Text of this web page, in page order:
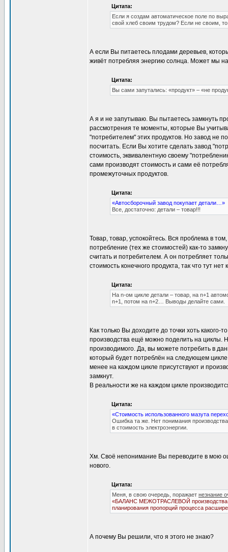
Цитата:
Если я создам автоматическое поле по
свой хлеб своим трудом? Если не своим,
А если Вы питаетесь плодами деревьев,
живёт потребляя энергию солнца. Может мы
Цитата:
Вы сами запутались: «продукт» – «не
А я и не запутываю. Вы пытаетесь замкнуть
рассмотрения те моменты, которые Вы
"потребителем" этих продуктов. Но завод не
посчитать. Если Вы хотите сделать завод
стоимость, эквивалентную своему
сами производят стоимость и сами её
промежуточных продуктов.
Цитата:
«Автосборочный завод покупает детали…»
Все, достаточно: детали – товар!!!
Товар, товар, успокойтесь. Вся проблема в
потребление (тех же стоимостей) как-то
считать и потребителем. А он потребляет
стоимость конечного продукта, так что тут нет
Цитата:
На n-ом цикле детали – товар, на n+1
n+1, потом на n+2… Выводы делайте сами.
Как только Вы доходите до точки хоть
производства ещё можно поделить на циклы.
производимого. Да, вы можете потребить в
который будет потреблён на следующем
менее на каждом цикле присутствуют и
замкнут.
В реальности же на каждом цикле
Цитата:
«Стоимость использованного мазута
Ошибка та же. Нет понимания
в стоимость электроэнергии.
Хм. Своё непонимание Вы переводите в мою
нового.
Цитата:
Меня, в свою очередь, поражает незнание
«БАЛАНС МЕЖОТРАСЛЕВОЙ производства и
планирования пропорций процесса
А почему Вы решили, что я этого не знаю?